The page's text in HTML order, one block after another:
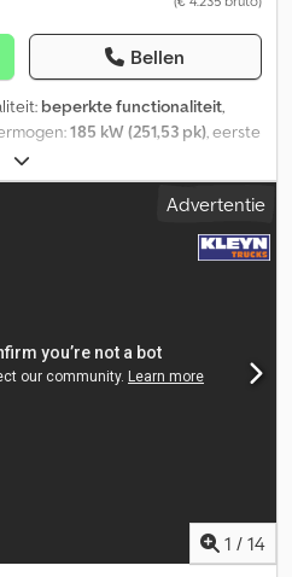
Bellen
beperkte functionaliteit,
185 kW (251,53 pk), eerste
2 assen, kleur:wit,
, Bouwjaar:2009,
, Iveco Eurocargo ML140
Milage: 120.000km Engine:
Advertentie
1 / 14